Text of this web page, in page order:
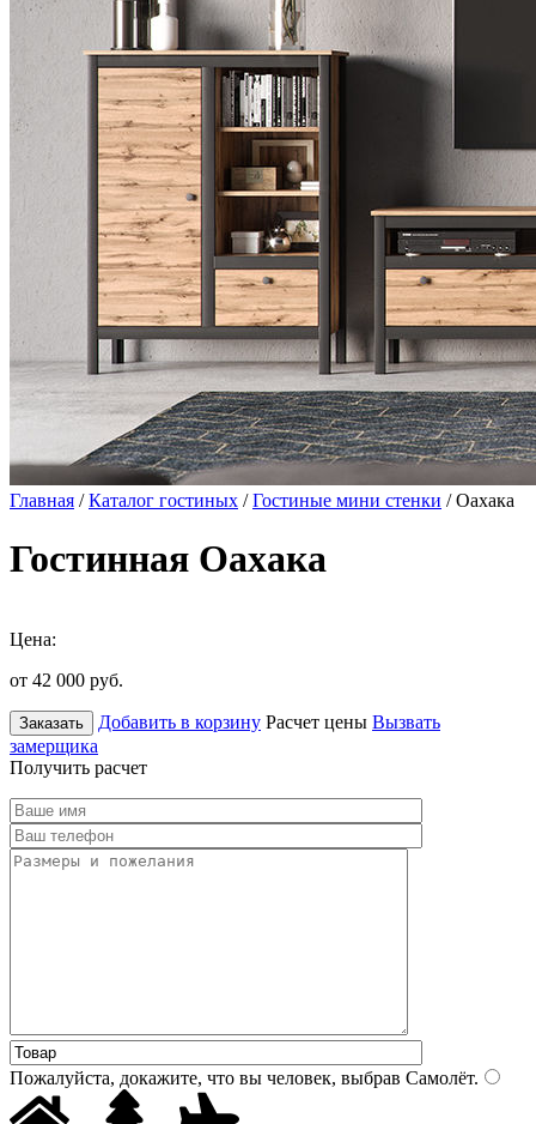
Главная /Каталог гостиных /Гостиные мини стенки / Оахака
Гостинная Оахака
Цена:
от 42 000 руб.
Заказать Добавить в корзину Расчет цены Вызвать
замерщика
Получить расчет
Пожалуйста, докажите, что вы человек, выбрав Самолёт.